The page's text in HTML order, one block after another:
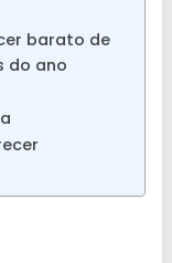
barato de
do ano